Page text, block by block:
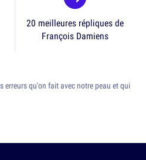
20 meilleures répliques de
François Damiens
erreurs qu'on fait avec notre peau et qui